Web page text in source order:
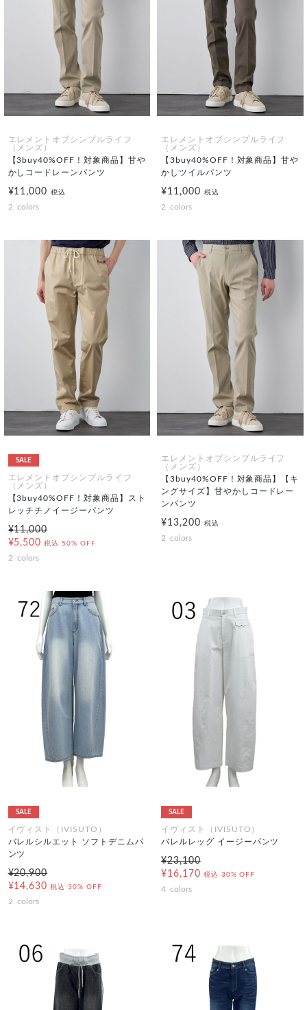
エレメントオブシンプルライフ
（メンズ）
【3buy40%OFF！対象商品】甘や
かしコードレーンパンツ
¥11,000税込
2 colors
エレメントオブシンプルライフ
（メンズ）
【3buy40%OFF！対象商品】甘や
かしツイルパンツ
¥11,000 税込
2 colors
SALE
エレメントオブシンプルライフ
（メンズ）
【3buy40%OFF！対象商品】スト
レッチチノイージーパンツ
¥11,000
¥5,500 税込 50% OFF
2 colors
エレメントオブシンプルライフ
（メンズ）
【3buy40%OFF！対象商品】【キ
ングサイズ】甘やかしコードレー
ンパンツ
¥13,200 税込
2 colors
SALE
イヴィスト（IVISUTO）
バレルシルエット ソフトデニムパ
ンツ
¥20,900
¥14,630 税込 30% OFF
2 colors
SALE
イヴィスト（IVISUTO）
バレルレッグ イージーパンツ
¥23,100
¥16,170 税込 30% OFF
4 colors